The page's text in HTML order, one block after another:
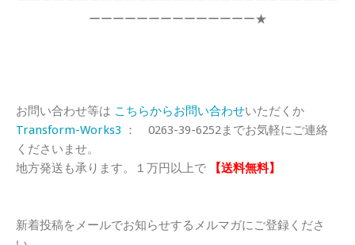
ーーーーーーーーーーーーーー★
お問い合わせ等は こちらからお問い合わせいただくか
Transform-Works3 ： 0263-39-6252までお気軽にご連絡
くださいませ。
地方発送も承ります。１万円以上で
【送料無料】
新着投稿をメールでお知らせするメルマガにご登録くださ